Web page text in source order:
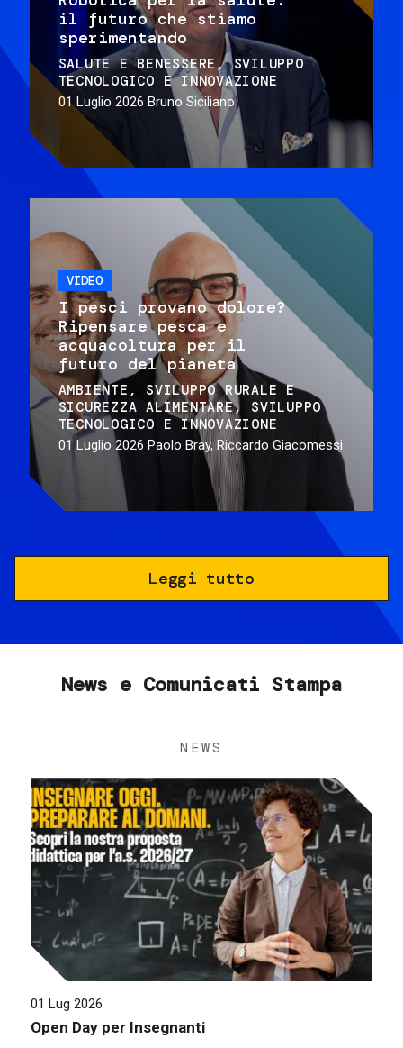
il futuro che stiamo
sperimentando
SALUTE E BENESSERE
SVILUPPO
TECNOLOGICO E INNOVAZIONE
01 Luglio 2026 Bruno Siciliano
VIDEO
I pesci provano dolore?
Ripensare pesca e
acquacoltura per il
futuro del pianeta
AMBIENTE
SVILUPPO RURALE E
SICUREZZA ALIMENTARE
SVILUPPO
TECNOLOGICO E INNOVAZIONE
01 Luglio 2026 Paolo Bray, Riccardo Giacomessi
Leggi tutto
News e Comunicati Stampa
NEWS
01 Lug 2026
Open Day per Insegnanti